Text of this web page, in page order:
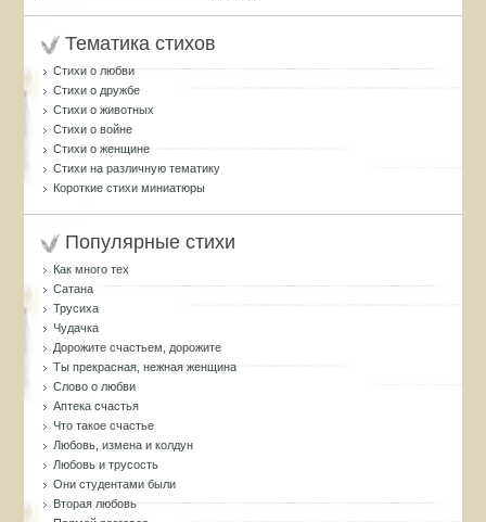
Тематика стихов
Стихи о любви
Стихи о дружбе
Стихи о животных
Стихи о войне
Стихи о женщине
Стихи на различную тематику
Короткие стихи миниатюры
Популярные стихи
Как много тех
Сатана
Трусиха
Чудачка
Дорожите счастьем, дорожите
Ты прекрасная, нежная женщина
Слово о любви
Аптека счастья
Что такое счастье
Любовь, измена и колдун
Любовь и трусость
Они студентами были
Вторая любовь